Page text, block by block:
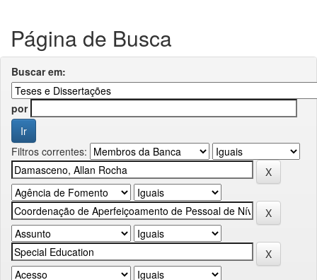
Página de Busca
Buscar em:
por
Filtros correntes: